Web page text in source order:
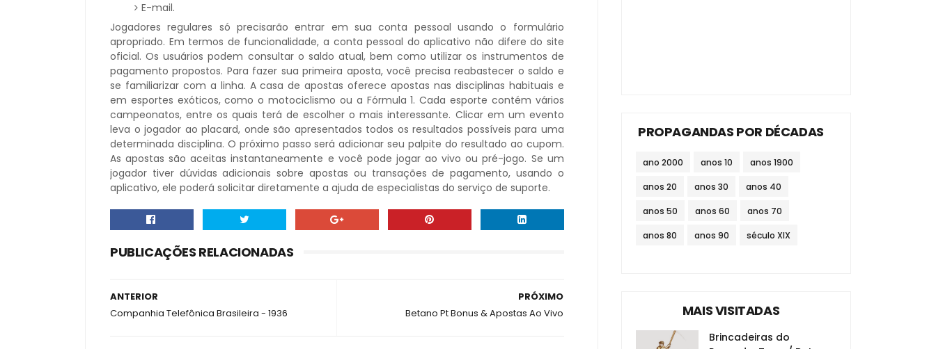
E-mail.
Jogadores regulares só precisarão entrar em sua conta pessoal usando o formulário
apropriado. Em termos de funcionalidade, a conta pessoal do aplicativo não difere do site
oficial. Os usuários podem consultar o saldo atual, bem como utilizar os instrumentos de
pagamento propostos. Para fazer sua primeira aposta, você precisa reabastecer o saldo e
se familiarizar com a linha. A casa de apostas oferece apostas nas disciplinas habituais e
em esportes exóticos, como o motociclismo ou a Fórmula 1. Cada esporte contém vários
campeonatos, entre os quais terá de escolher o mais interessante. Clicar em um evento
leva o jogador ao placard, onde são apresentados todos os resultados possíveis para uma
determinada disciplina. O próximo passo será adicionar seu palpite do resultado ao cupom.
As apostas são aceitas instantaneamente e você pode jogar ao vivo ou pré-jogo. Se um
jogador tiver dúvidas adicionais sobre apostas ou transações de pagamento, usando o
aplicativo, ele poderá solicitar diretamente a ajuda de especialistas do serviço de suporte.
PUBLICAÇÕES RELACIONADAS
PRÓXIMO
Betano Pt Bonus & Apostas Ao Vivo
ANTERIOR
Companhia Telefônica Brasileira - 1936
PROPAGANDAS POR DÉCADAS
ano 2000 anos 10 anos 1900
anos 20 anos 30 anos 40
anos 50 anos 60 anos 70
anos 80 anos 90 século XIX
MAIS VISITADAS
Brincadeiras do